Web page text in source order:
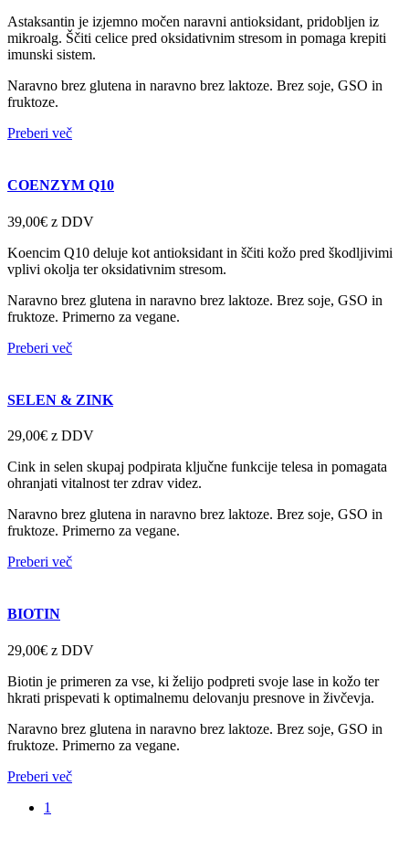
Astaksantin je izjemno močen naravni antioksidant, pridobljen iz
mikroalg. Ščiti celice pred oksidativnim stresom in pomaga krepiti
imunski sistem.
Naravno brez glutena in naravno brez laktoze. Brez soje, GSO in
fruktoze.
Preberi več
COENZYM Q10
39,00€ z DDV
Koencim Q10 deluje kot antioksidant in ščiti kožo pred škodljivimi
vplivi okolja ter oksidativnim stresom.
Naravno brez glutena in naravno brez laktoze. Brez soje, GSO in
fruktoze. Primerno za vegane.
Preberi več
SELEN & ZINK
29,00€ z DDV
Cink in selen skupaj podpirata ključne funkcije telesa in pomagata
ohranjati vitalnost ter zdrav videz.
Naravno brez glutena in naravno brez laktoze. Brez soje, GSO in
fruktoze. Primerno za vegane.
Preberi več
BIOTIN
29,00€ z DDV
Biotin je primeren za vse, ki želijo podpreti svoje lase in kožo ter
hkrati prispevati k optimalnemu delovanju presnove in živčevja.
Naravno brez glutena in naravno brez laktoze. Brez soje, GSO in
fruktoze. Primerno za vegane.
Preberi več
1